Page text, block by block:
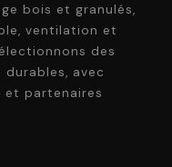
bois et granulés,
ventilation et
des
avec
et partenaires